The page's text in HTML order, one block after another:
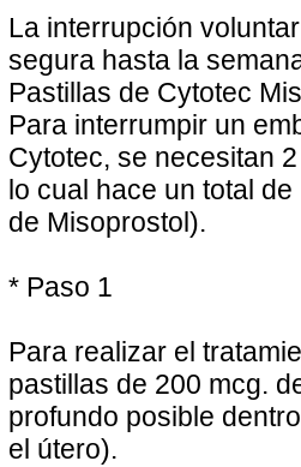
La interrupción
segura hasta la
Pastillas de Cytotec
Para interrumpir un
Cytotec, se necesitan
lo cual hace un total
de Misoprostol).
* Paso 1
Para realizar el
pastillas de 200 mcg.
profundo posible
el útero).